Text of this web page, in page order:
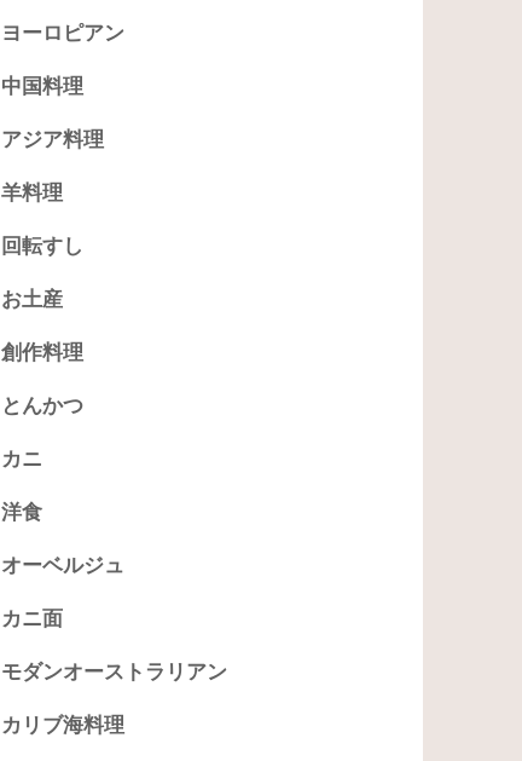
ヨーロピアン
中国料理
アジア料理
羊料理
回転すし
お土産
創作料理
とんかつ
カニ
洋食
オーベルジュ
カニ面
モダンオーストラリアン
カリブ海料理